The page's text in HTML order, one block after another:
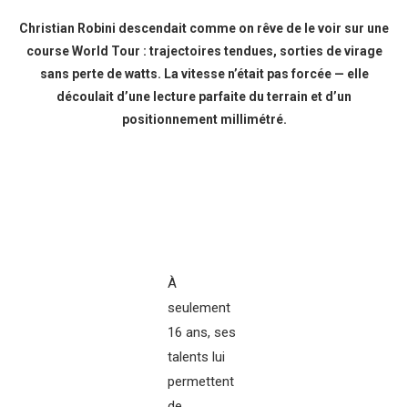
Christian Robini descendait comme on rêve de le voir sur une
course World Tour : trajectoires tendues, sorties de virage
sans perte de watts. La vitesse n’était pas forcée — elle
découlait d’une lecture parfaite du terrain et d’un
positionnement millimétré.
À
seulement
16 ans, ses
talents lui
permettent